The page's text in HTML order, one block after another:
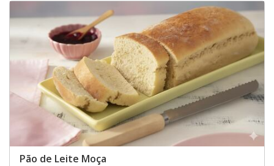
Pão de Leite Moça